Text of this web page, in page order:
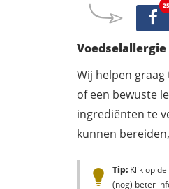
25
Wij helpen
of een bewuste
ingrediënten te
kunnen
Tip: Klik op
(nog) beter